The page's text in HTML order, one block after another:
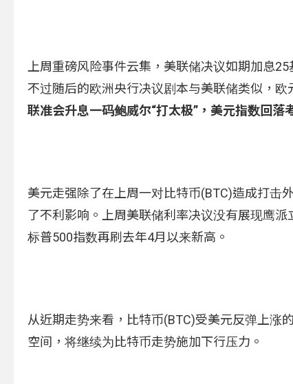
上周重磅风险事件云集，美联储决议如期加息
不过随后的欧洲央行决议剧本与美联储类似，
联准会升息一码鲍威尔“打太极”，美元指数回落
美元走强除了在上周一对比特币(BTC)造成打击
了不利影响。上周美联储利率决议没有展现鹰
标普500指数再刷去年4月以来新高。
从近期走势来看，比特币(BTC)受美元反弹上涨
空间，将继续为比特币走势施加下行压力。